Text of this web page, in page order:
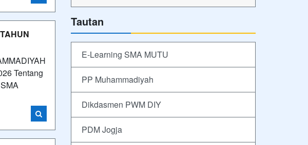
Tentang
Tautan
E-Learning SMA MUTU
PP Muhammadiyah
Dikdasmen PWM DIY
PDM Jogja